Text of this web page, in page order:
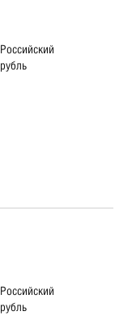
Российский
рубль
Российский
рубль